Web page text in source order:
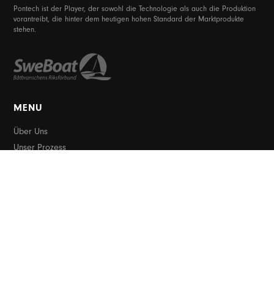
Pontech ist der Player, der sowohl die Technologie als auch die Produktion
vorantreibt, die hinter dem heutigen hohen Standard der Marktprodukte
stehen.
MENU
Über Uns
Unser Prozess